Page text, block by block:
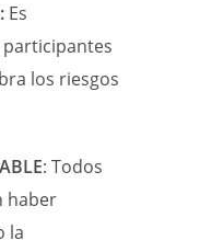
Es
los riesgos
: Todos
haber
la